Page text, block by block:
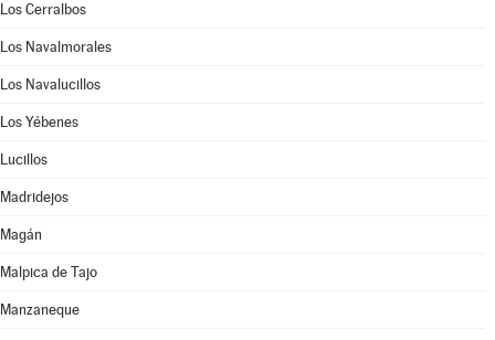
Los Cerralbos
Los Navalmorales
Los Navalucillos
Los Yébenes
Lucillos
Madridejos
Magán
Malpica de Tajo
Manzaneque